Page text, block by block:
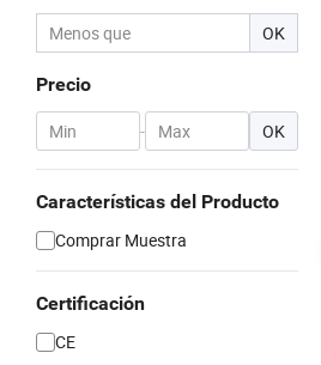
OK
Precio
- OK
Características del Producto
Comprar Muestra
Certificación
CE